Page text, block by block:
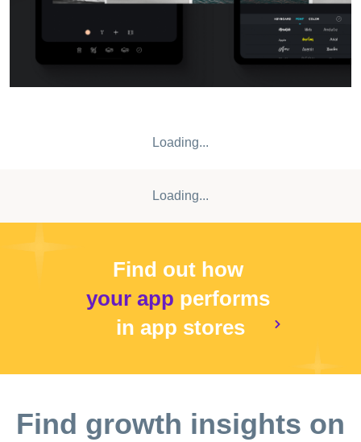
https://onelightapps.io/privacy-policy 이용 약관:
https://onelightapps.io/terms-of-use
Loading...
Loading...
Find out how
your app performs
in app stores
Find growth insights on